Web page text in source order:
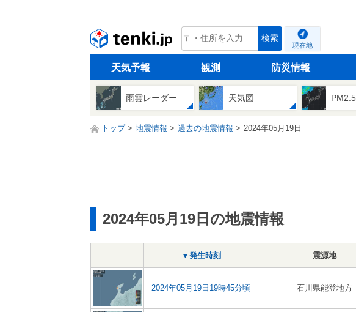
tenki.jp 検索
現在地
天気予報 観測 防災情報
雨雲レーダー 天気図
トップ 地震情報 過去の地震情報 2024年05月19日
2024年05月19日の地震情報
▼発生時刻 震源地
2024年05月19日19時45分頃 石川県能登地方